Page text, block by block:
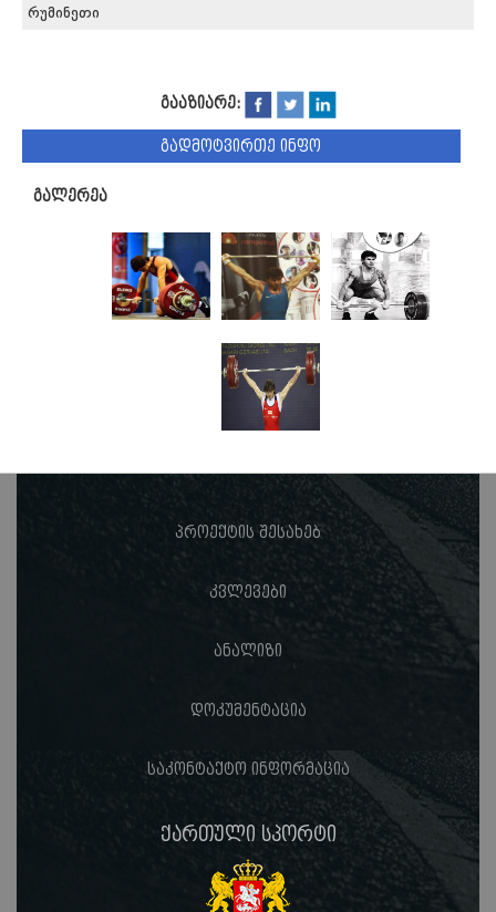
რუმინეთი
გააზიარე:
გადმოტვირთე ინფო
გალერეა
პროექტის შესახებ
კვლევები
ანალიზი
დოკუმენტაცია
საკონტაქტო ინფორმაცია
ქართული სპორტი